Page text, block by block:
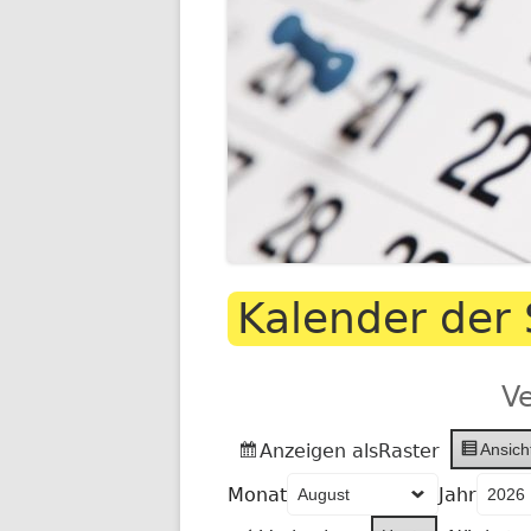
SCHULLEBEN
TERMINE IM
UNSER
Kalender der
Anzeigen alsRaster
Monat
Jahr